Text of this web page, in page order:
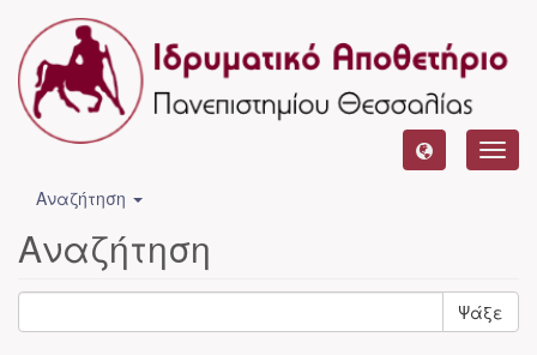
Αναζήτηση
Αναζήτηση
Ψάξε